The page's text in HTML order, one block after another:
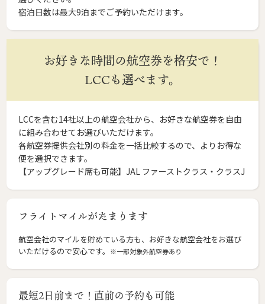
宿泊日数は最大9泊までご予約いただけます。
お好きな時間の航空券を格安で！
LCCも選べます。
LCCを含む14社以上の航空会社から、お好きな航空券を自由
に組み合わせてお選びいただけます。
各航空券提供会社別の料金を一括比較するので、よりお得な
便を選択できます。
【アップグレード席も可能】JAL ファーストクラス・クラスJ
フライトマイルがたまります
航空会社のマイルを貯めている方も、お好きな航空会社をお選び
いただけるので安心です。
※一部対象外航空券あり
最短2日前まで！直前の予約も可能